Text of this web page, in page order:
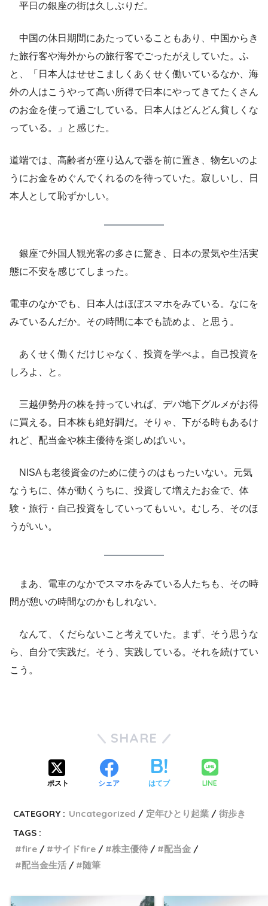
平日の銀座の街は久しぶりだ。
中国の休日期間にあたっていることもあり、中国からき
た旅行客や海外からの旅行客でごったがえしていた。ふ
と、「日本人はせせこましくあくせく働いているなか、海
外の人はこうやって高い所得で日本にやってきてたくさん
のお金を使って過ごしている。日本人はどんどん貧しくな
っている。」と感じた。
道端では、高齢者が座り込んで器を前に置き、物乞いのよ
うにお金をめぐんでくれるのを待っていた。寂しいし、日
本人として恥ずかしい。
銀座で外国人観光客の多さに驚き、日本の景気や生活実
態に不安を感じてしまった。
電車のなかでも、日本人はほぼスマホをみている。なにを
みているんだか。その時間に本でも読めよ、と思う。
あくせく働くだけじゃなく、投資を学べよ。自己投資を
しろよ、と。
三越伊勢丹の株を持っていれば、デパ地下グルメがお得
に買える。日本株も絶好調だ。そりゃ、下がる時もあるけ
れど、配当金や株主優待を楽しめばいい。
NISAも老後資金のために使うのはもったいない。元気
なうちに、体が動くうちに、投資して増えたお金で、体
験・旅行・自己投資をしていってもいい。むしろ、そのほ
うがいい。
まあ、電車のなかでスマホをみている人たちも、その時
間が憩いの時間なのかもしれない。
なんて、くだらないこと考えていた。まず、そう思うな
ら、自分で実践だ。そう、実践している。それを続けてい
こう。
SHARE
ポスト シェア はてブ LINE
CATEGORY : Uncategorized 定年ひとり起業
街歩き
TAGS :
fire
サイドfire 株主優待
配当金
配当金生活
随筆